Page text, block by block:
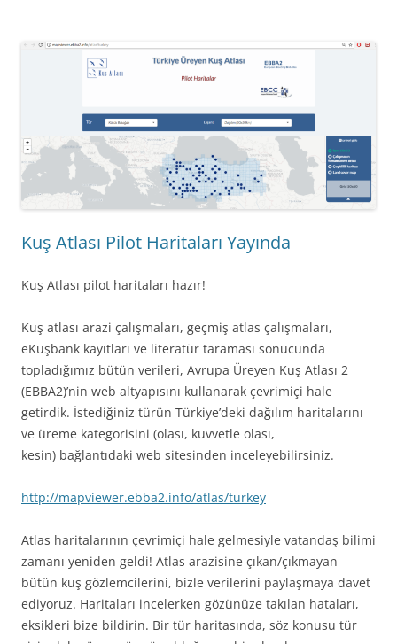
Kuş Atlası Pilot Haritaları Yayında
Kuş Atlası pilot haritaları hazır!
Kuş atlası arazi çalışmaları, geçmiş atlas çalışmaları,
eKuşbank kayıtları ve literatür taraması sonucunda
topladığımız bütün verileri, Avrupa Üreyen Kuş Atlası 2
(EBBA2)’nin web altyapısını kullanarak çevrimiçi hale
getirdik. İstediğiniz türün Türkiye’deki dağılım haritalarını
ve üreme kategorisini (olası, kuvvetle olası,
kesin) bağlantıdaki web sitesinden inceleyebilirsiniz.
http://mapviewer.ebba2.info/atlas/turkey
Atlas haritalarının çevrimiçi hale gelmesiyle vatandaş bilimi
zamanı yeniden geldi! Atlas arazisine çıkan/çıkmayan
bütün kuş gözlemcilerini, bizle verilerini paylaşmaya davet
ediyoruz. Haritaları incelerken gözünüze takılan hataları,
eksikleri bize bildirin. Bir tür haritasında, söz konusu tür